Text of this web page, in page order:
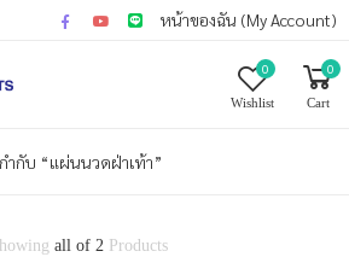
หน้าของฉัน (My Account)
0
Wishlist
0
Cart
ำกับ “แผ่นนวดฝ่าเท้า”
all of 2 Products